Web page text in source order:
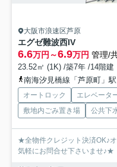
大阪市浪速区芦原
エグゼ難波西IV
6.6万円～6.9万円 管理/
23.52㎡ (1K) /築7年 /14階建
南海汐見橋線「芦原町」
オートロック エレベータ
敷地内ごみ置き場
公共下
★全物件クレジット決済OK♪
気軽にお問合せ下さいませ♪★